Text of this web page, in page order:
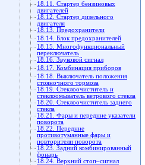
18.11. Стартер бензиновых
двигателей
18.12. Стартер дизельного
двигателя
18.13. Предохранители
18.14. Блок предохранителей
18.15. Многофункциональный
переключатель
18.16. Звуковой сигнал
18.17. Комбинация приборов
18.18. Выключатель положения
стояночного тормоза
18.19. Стеклоочиститель и
стеклоомыватель ветрового стекла
18.20. Стеклоочиститель заднего
стекла
18.21. Фары и передние указатели
поворота
18.22. Передние
противотуманные фары и
повторители поворота
18.23. Задний комбинированный
фонарь
18.24. Верхний стоп–сигнал